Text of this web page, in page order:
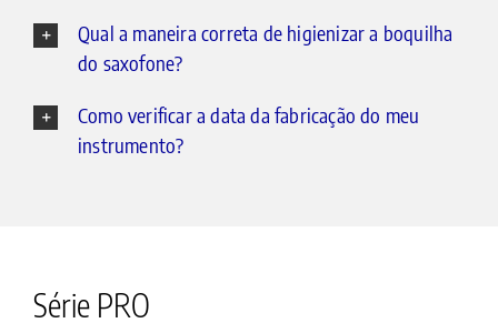
Qual a maneira correta de higienizar a boquilha
do saxofone?
Como verificar a data da fabricação do meu
instrumento?
Série PRO